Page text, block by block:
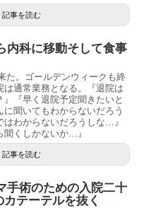
記事を読む
内科に移動そして食事
た。ゴールデンウィークも終
は通常業務となる。『退院は
『早く退院予定聞きたいと
に聞いてもわからないだろう
わからないだろうしな…』
聞くしかないか…』
記事を読む
手術のための入院二十
テーテルを抜く